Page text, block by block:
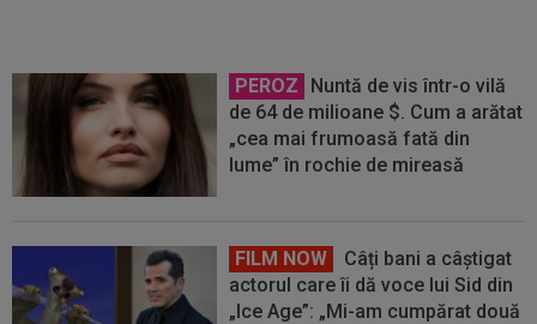
PEROZ
Nuntă de vis într-o vilă
de 64 de milioane $. Cum a arătat
„cea mai frumoasă fată din
lume” în rochie de mireasă
FILM NOW
Câți bani a câștigat
actorul care îi dă voce lui Sid din
„Ice Age”: „Mi-am cumpărat două